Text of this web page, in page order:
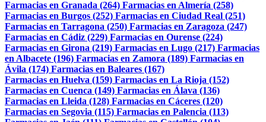
Farmacias en Granada (264) Farmacias en Almería (258)
Farmacias en Burgos (252) Farmacias en Ciudad Real (251)
Farmacias en Tarragona (250) Farmacias en Zaragoza (247)
Farmacias en Cádiz (229) Farmacias en Ourense (224)
Farmacias en Girona (219) Farmacias en Lugo (217) Farmacias
en Albacete (196) Farmacias en Zamora (189) Farmacias en
Ávila (174) Farmacias en Baleares (167)
Farmacias en Huelva (159) Farmacias en La Rioja (152)
Farmacias en Cuenca (149) Farmacias en Álava (136)
Farmacias en Lleida (128) Farmacias en Cáceres (120)
Farmacias en Segovia (115) Farmacias en Palencia (113)